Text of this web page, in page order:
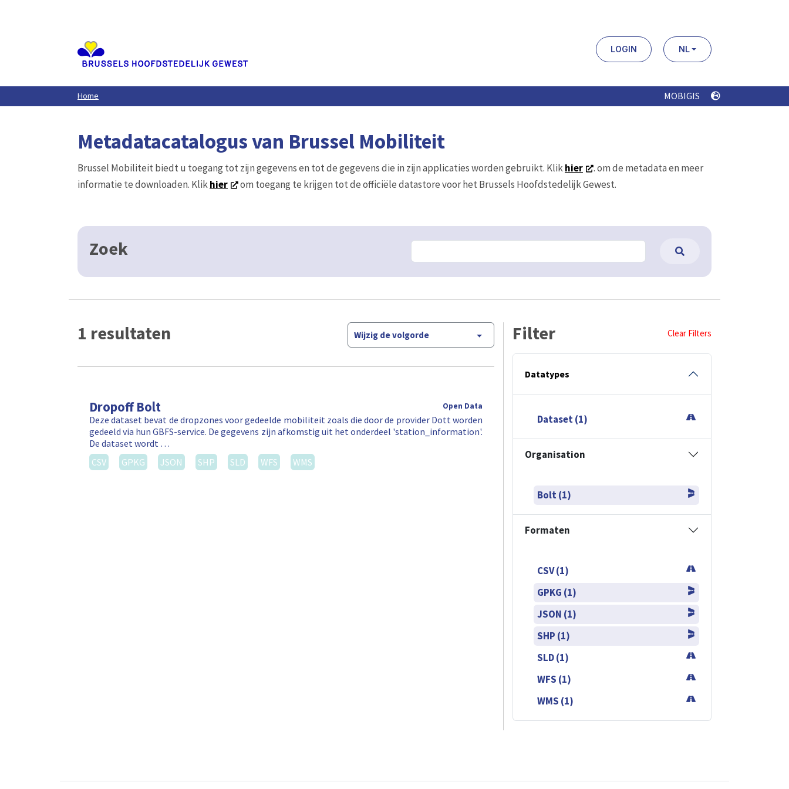
LOGIN NL
Home MOBIGIS
Metadatacatalogus van Brussel Mobiliteit
Brussel Mobiliteit biedt u toegang tot zijn gegevens en tot de gegevens die in zijn applicaties worden gebruikt. Klikhier
. om de metadata en meer
informatie te downloaden. Klikhier om toegang te krijgen tot de officiële datastore voor het Brussels Hoofdstedelijk Gewest.
Zoek
1 resultaten Wijzig de volgorde
Dropoff Bolt Open Data
Deze dataset bevat de dropzones voor gedeelde mobiliteit zoals die door de provider Dott worden
gedeeld via hun GBFS-service. De gegevens zijn afkomstig uit het onderdeel 'station_information'.
De dataset wordt …
CSV
GPKG JSON SHP SLD WFS WMS
Filter Clear Filters
Datatypes
Dataset (1)
Organisation
Bolt (1)
Formaten
CSV (1)
GPKG (1)
JSON (1)
SHP (1)
SLD (1)
WFS (1)
WMS (1)